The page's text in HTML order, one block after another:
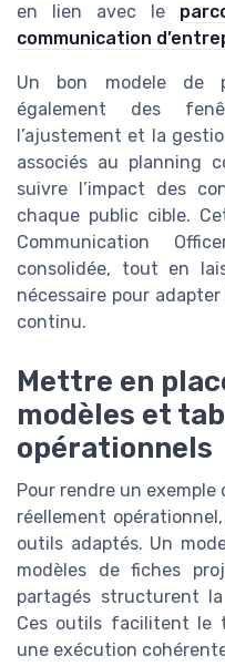
en lien avec le
communication
Un bon modele de
également des
l’ajustement et la
associés au planning
suivre l’impact des
chaque public cible.
Communication
consolidée, tout en
nécessaire pour
continu.
Mettre en
modèles et
opérationnels
Pour rendre un
réellement
outils adaptés. Un
modèles de fiches
partagés structurent
Ces outils facilitent le
une exécution